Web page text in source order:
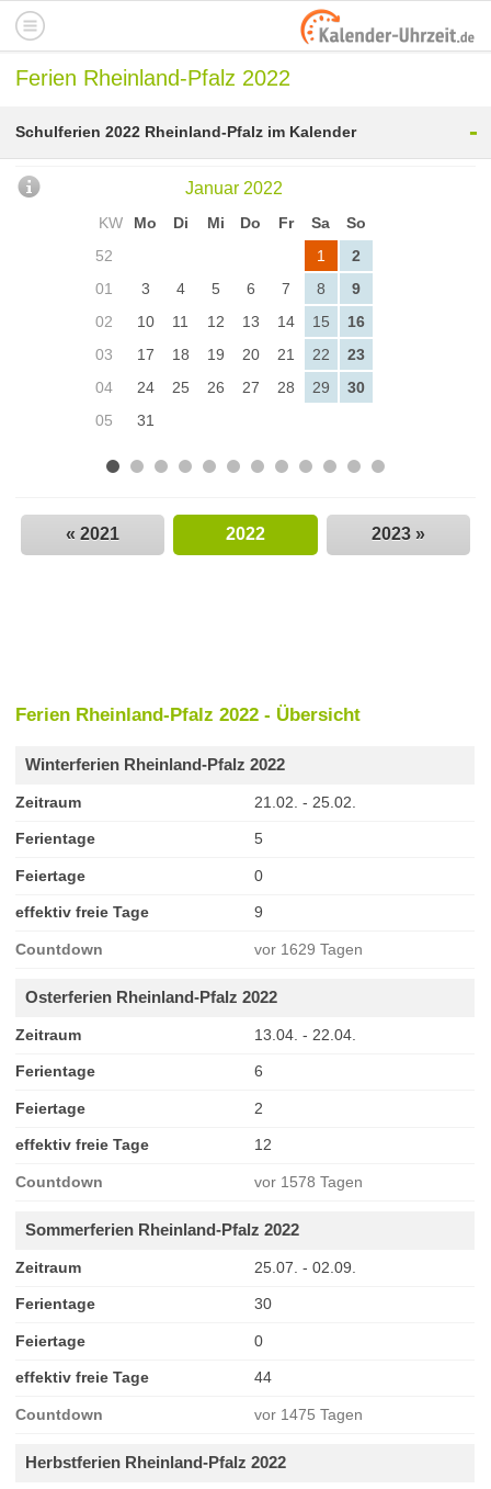
Ferien Rheinland-Pfalz 2022
Schulferien 2022 Rheinland-Pfalz im Kalender -
Januar 2022
KW Mo Di Mi Do Fr Sa
So
52
1
2
01
3 4 5 6 7 8
9
02
10 11 12 13 14 15
16
03
17 18 19 20 21 22
23
04
24 25 26 27 28 29
30
05
31
« 2021 2022 2023 »
Ferien Rheinland-Pfalz 2022 - Übersicht
Winterferien Rheinland-Pfalz 2022
Zeitraum 21.02. - 25.02.
Ferientage 5
Feiertage 0
effektiv freie Tage 9
Countdown vor 1629 Tagen
Osterferien Rheinland-Pfalz 2022
Zeitraum 13.04. - 22.04.
Ferientage 6
Feiertage 2
effektiv freie Tage 12
Countdown vor 1578 Tagen
Sommerferien Rheinland-Pfalz 2022
Zeitraum 25.07. - 02.09.
Ferientage 30
Feiertage 0
effektiv freie Tage 44
Countdown vor 1475 Tagen
Herbstferien Rheinland-Pfalz 2022